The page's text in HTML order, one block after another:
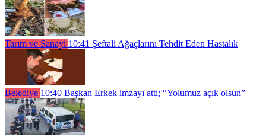
Tarım ve Sanayi 10:41 Şeftali Ağaçlarını Tehdit Eden Hastalık
Belediye 10:40 Başkan Erkek imzayı attı; “Yolumuz açık olsun”